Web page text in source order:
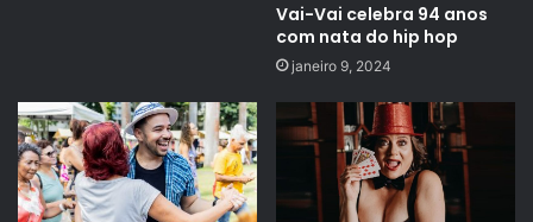
Vai-Vai celebra 94 anos
com nata do hip hop
janeiro 9, 2024